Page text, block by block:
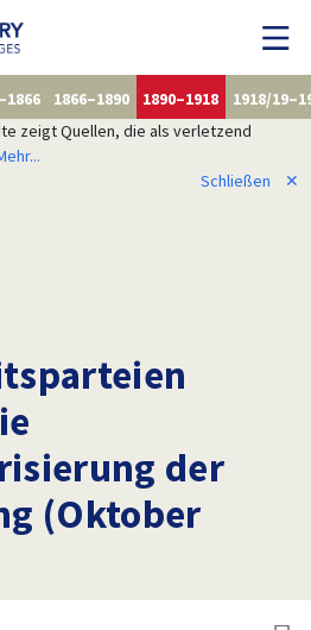
1866–1890 1890–1918
1918/
zeigt Quellen, die als verletzend
Schließen
✕
der
(Oktober